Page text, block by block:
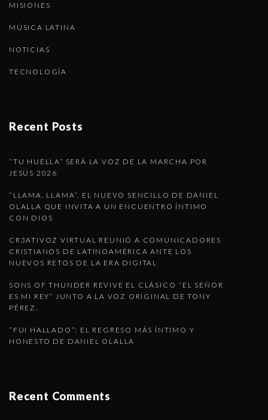
MISIONES
MÚSICA LATINA
NOTICIAS
TECNOLOGÍA
Recent Posts
“TU HUELLA” SERÁ LA VOZ DE LA MARCHA POR
JESÚS 2026
“LLAMA, LLAMA”, EL NUEVO SENCILLO DE DANIEL
OLALLA QUE INVITA A UN ENCUENTRO ÍNTIMO
CON DIOS
CR3ATIVOZ VIRTUAL REUNIÓ A COMUNICADORES
CRISTIANOS DE LATINOAMÉRICA ANTE LOS
NUEVOS RETOS DE LA ERA DIGITAL
SONS OF THUNDER REVIVE EL CLÁSICO “EL SEÑOR
ES MI REY” JUNTO A LA VOZ ORIGINAL DE TONY
PÉREZ.
“FUI HALLADO”: EL REGRESO MÁS ÍNTIMO Y
HONESTO DE DANIEL OLALLA
Recent Comments